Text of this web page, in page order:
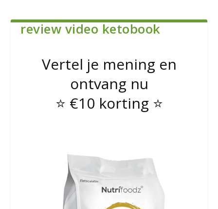
review video ketobook
Vertel je mening en
ontvang nu
⭐️ €10 korting ⭐️